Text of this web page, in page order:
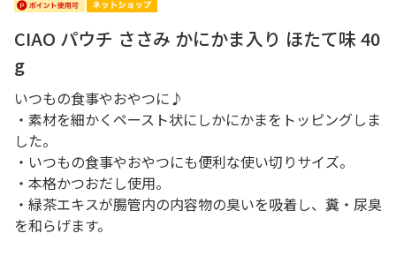
CIAO パウチ ささみ かにかま入り ほたて味 40
g
いつもの食事やおやつに♪
・素材を細かくペースト状にしかにかまをトッピングしま
した。
・いつもの食事やおやつにも便利な使い切りサイズ。
・本格かつおだし使用。
・緑茶エキスが腸管内の内容物の臭いを吸着し、糞・尿臭
を和らげます。